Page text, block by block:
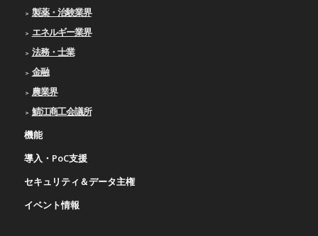
製薬・治験業界
エネルギー業界
法務・士業
金融
農業界
鯖江商工会議所
機能
導入・PoC支援
セキュリティ＆データ主権
イベント情報